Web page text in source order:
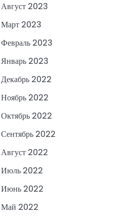
Август 2023
Март 2023
Февраль 2023
Январь 2023
Декабрь 2022
Ноябрь 2022
Октябрь 2022
Сентябрь 2022
Август 2022
Июль 2022
Июнь 2022
Май 2022